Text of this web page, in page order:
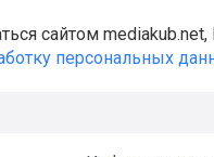
сайтом
персональных